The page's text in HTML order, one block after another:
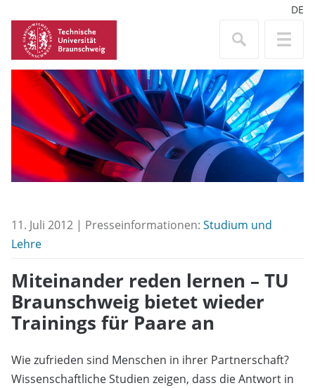
DE
11. Juli 2012 | Presseinformationen: Studium und
Lehre
Miteinander reden lernen – TU
Braunschweig bietet wieder
Trainings für Paare an
Wie zufrieden sind Menschen in ihrer Partnerschaft?
Wissenschaftliche Studien zeigen, dass die Antwort in